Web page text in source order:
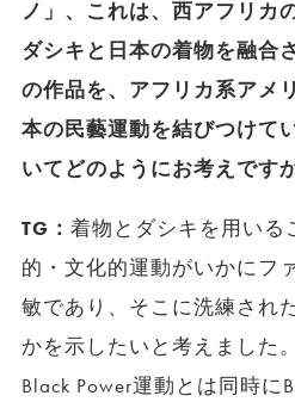
ノ」、これは、西アフリカ
ダシキと日本の着物を融合
の作品を、アフリカ系アメ
本の民藝運動を結びつけて
いてどのようにお考えです
TG： 着物とダシキを用いる
的・文化的運動がいかにフ
敏であり、そこに洗練され
かを示したいと考えました
Black Power運動とは同時に